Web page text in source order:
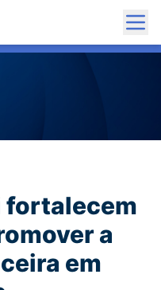
fortalecem
a
em